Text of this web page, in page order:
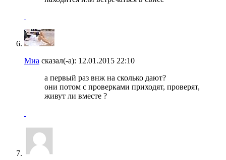
Миа сказал(-а): 12.01.2015 22:10
а первый раз внж на сколько дают?
они потом с проверками приходят, проверят,
живут ли вместе ?